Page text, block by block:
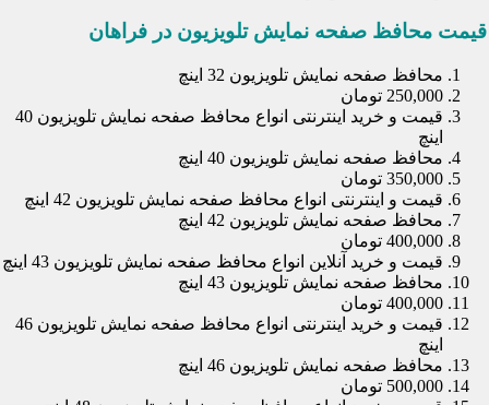
قیمت محافظ صفحه نمایش تلویزیون در فراهان
محافظ صفحه نمایش تلویزیون 32 اینچ
250,000 تومان
قیمت و خرید اینترنتی انواع محافظ صفحه نمایش تلویزیون 40
اینچ
محافظ صفحه نمایش تلویزیون 40 اینچ
350,000 تومان
قیمت و اینترنتی انواع محافظ صفحه نمایش تلویزیون 42 اینچ
محافظ صفحه نمایش تلویزیون 42 اینچ
400,000 تومان
قیمت و خرید آنلاین انواع محافظ صفحه نمایش تلویزیون 43 اینچ
محافظ صفحه نمایش تلویزیون 43 اینچ
400,000 تومان
قیمت و خرید اینترنتی انواع محافظ صفحه نمایش تلویزیون 46
اینچ
محافظ صفحه نمایش تلویزیون 46 اینچ
500,000 تومان